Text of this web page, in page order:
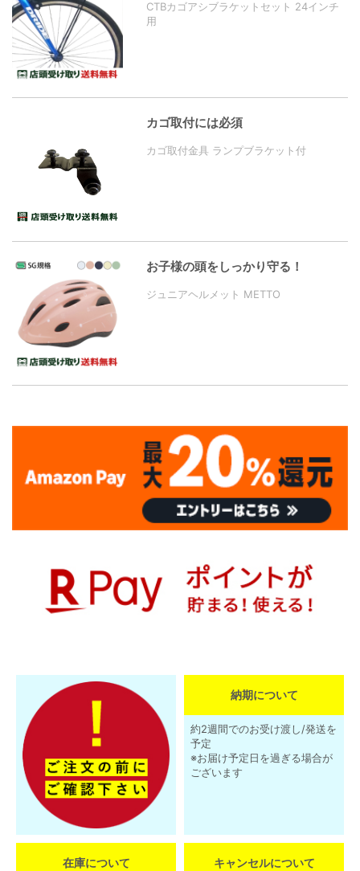
CTBカゴアシブラケットセット 24インチ
用
カゴ取付には必須
カゴ取付金具 ランプブラケット付
お子様の頭をしっかり守る！
ジュニアヘルメット METTO
納期について
約2週間でのお受け渡し/発送を
予定
※お届け予定日を過ぎる場合が
ございます
在庫について キャンセルについて